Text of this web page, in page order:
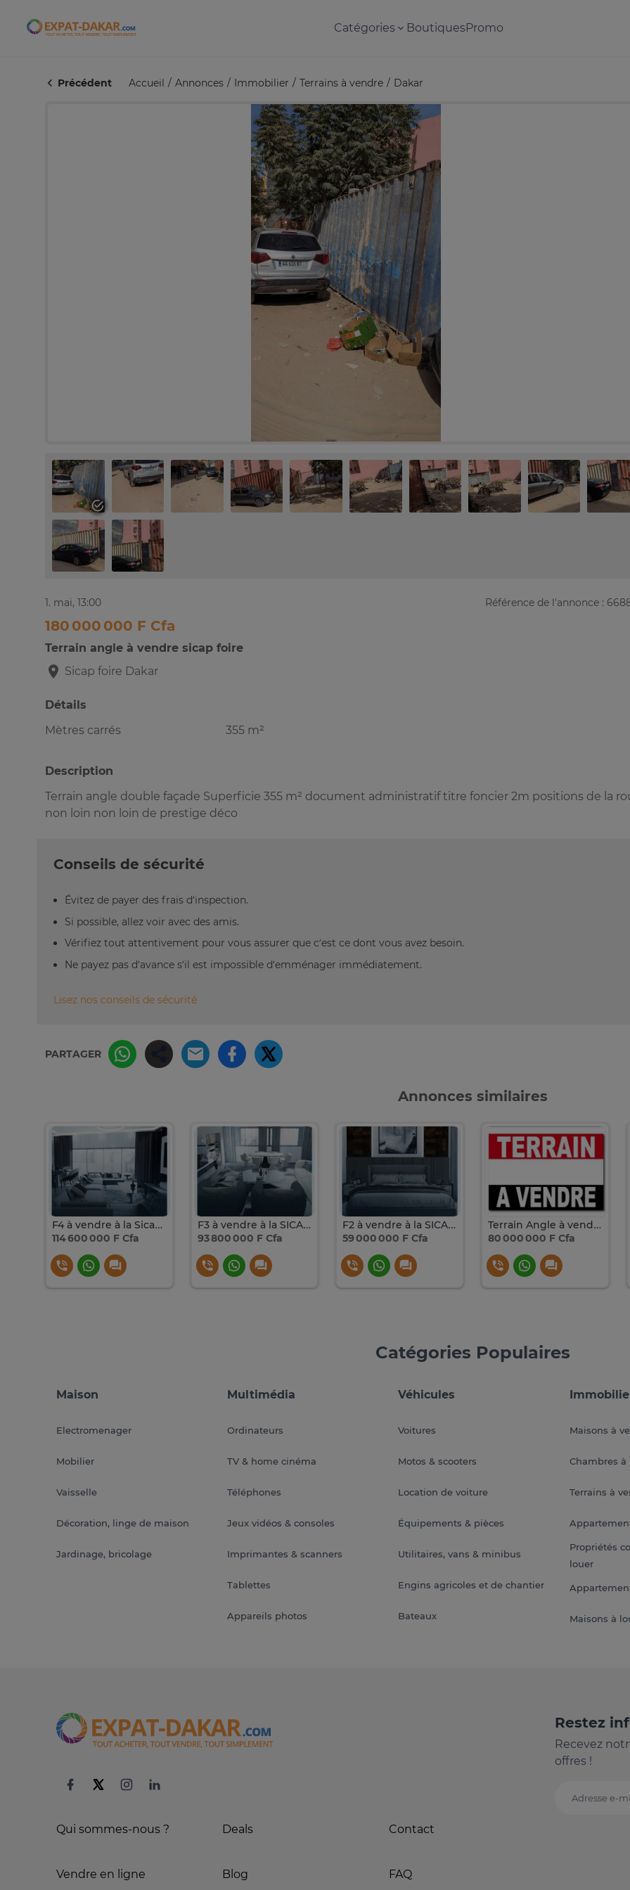
Expat-Dakar Catégories BoutiquesPromo
Précédent Accueil Annonces Immobilier Terrains à vendre Dakar
1. mai, 13:00 Référence de l'annonce :
180 000 000 F Cfa
Terrain angle à vendre sicap foire
Sicap foire Dakar
Détails
Mètres carrés
355 m²
Description
Terrain angle double façade Superficie 355 m² document administratif titre foncier 2m positions de la
non loin non loin de prestige déco
Conseils de sécurité
Évitez de payer des frais d’inspection.
Si possible, allez voir avec des amis.
Vérifiez tout attentivement pour vous assurer que c’est ce dont vous avez besoin.
Ne payez pas d’avance s’il est impossible d’emménager immédiatement.
Lisez nos conseils de sécurité
PARTAGER
Annonces similaires
F4 à vendre à la Sicap Foire
114 600 000 F Cfa
F3 à vendre à la SICAP Foire
93 800 000 F Cfa
F2 à vendre à la SICAP Foire
59 000 000 F Cfa
Terrain Angle à vendre à Yoff hangar pèlerin
80 000 000 F Cfa
Catégories Populaires
Maison
Electromenager
Mobilier
Vaisselle
Décoration, linge de maison
Jardinage, bricolage
Multimédia
Ordinateurs
TV & home cinéma
Téléphones
Jeux vidéos & consoles
Imprimantes & scanners
Tablettes
Appareils photos
Véhicules
Voitures
Motos & scooters
Location de voiture
Équipements & pièces
Utilitaires, vans & minibus
Engins agricoles et de chantier
Bateaux
Maisons à
Chambres à
Terrains à
Propriétés
louer
Maisons à
Qui sommes-nous ?
Vendre en ligne
Deals
Blog
Contact
FAQ
Restez
Recevez
offres !
Adresse e-